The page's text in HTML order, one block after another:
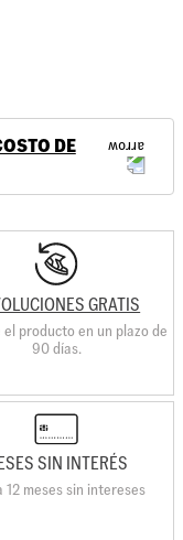
DE
GRATIS
el producto en un plazo de
90 días.
SIN INTERÉS
12 meses sin intereses